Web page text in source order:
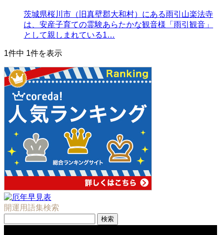
茨城県桜川市（旧真壁郡大和村）にある雨引山楽法寺
は、安産子育ての霊験あらたかな観音様「雨引観音」
として親しまれている1…
1件中 1件を表示
開運用語集検索
索: